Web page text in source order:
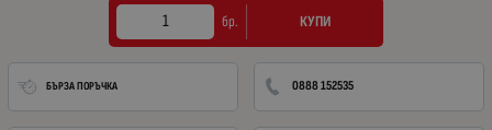
бр. КУПИ
БЪРЗА ПОРЪЧКА 0888 152535